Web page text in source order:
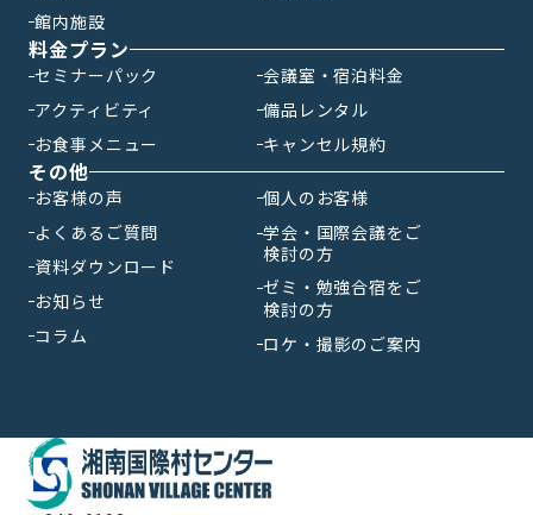
館内施設
料金プラン
セミナーパック
会議室・宿泊料金
アクティビティ
備品レンタル
お食事メニュー
キャンセル規約
その他
お客様の声
よくあるご質問
資料ダウンロード
お知らせ
コラム
個人のお客様
学会・国際会議をご
検討の方
ゼミ・勉強合宿をご
検討の方
ロケ・撮影のご案内